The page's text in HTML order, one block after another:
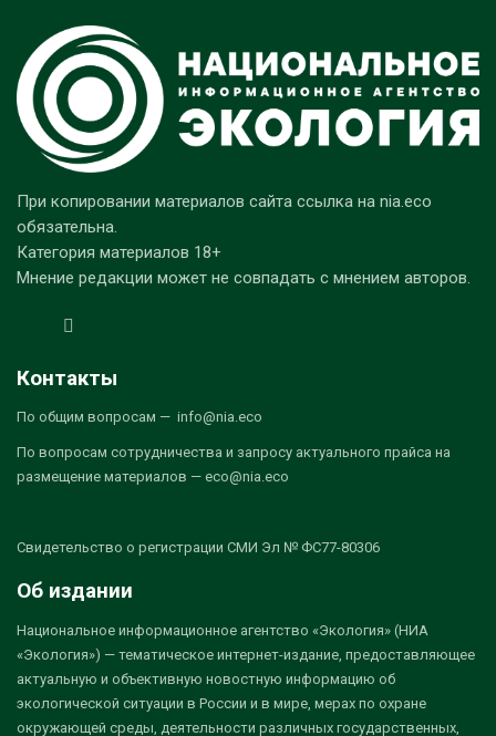
При копировании материалов сайта ссылка на nia.eco
обязательна.
Категория материалов 18+
Мнение редакции может не совпадать с мнением авторов.
Контакты
По общим вопросам — info@nia.eco
По вопросам сотрудничества и запросу актуального прайса на
размещение материалов — eco@nia.eco
Свидетельство о регистрации СМИ Эл № ФС77-80306
Об издании
Национальное информационное агентство «Экология» (НИА
«Экология») — тематическое интернет-издание, предоставляющее
актуальную и объективную новостную информацию об
экологической ситуации в России и в мире, мерах по охране
окружающей среды, деятельности различных государственных,